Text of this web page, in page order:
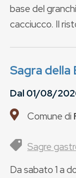
base del
cacciucco. Il
Sagra della
Dal01/08/
Comune di
Sagre
Da sabato 1 a